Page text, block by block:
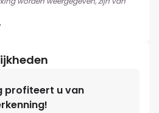
profiteert u van